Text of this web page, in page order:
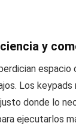
y
Los
donde lo
ejecutarlos